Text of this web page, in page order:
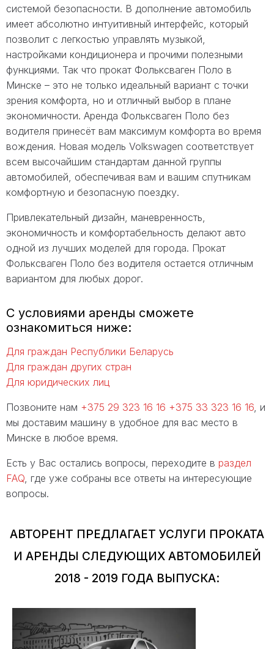
системой безопасности. В дополнение автомобиль
имеет абсолютно интуитивный интерфейс, который
позволит с легкостью управлять музыкой,
настройками кондиционера и прочими полезными
функциями. Так что прокат Фольксваген Поло в
Минске – это не только идеальный вариант с точки
зрения комфорта, но и отличный выбор в плане
экономичности. Аренда Фольксваген Поло без
водителя принесёт вам максимум комфорта во время
вождения. Новая модель Volkswagen соответствует
всем высочайшим стандартам данной группы
автомобилей, обеспечивая вам и вашим спутникам
комфортную и безопасную поездку.
Привлекательный дизайн, маневренность,
экономичность и комфортабельность делают авто
одной из лучших моделей для города. Прокат
Фольксваген Поло без водителя остается отличным
вариантом для любых дорог.
С условиями аренды сможете
ознакомиться ниже:
Для граждан Республики Беларусь
Для граждан других стран
Для юридических лиц
Позвоните нам +375 29 323 16 16 +375 33 323 16 16 , и
мы доставим машину в удобное для вас место в
Минске в любое время.
Есть у Вас остались вопросы, переходите в раздел
FAQ , где уже собраны все ответы на интересующие
вопросы.
АВТОРЕНТ ПРЕДЛАГАЕТ УСЛУГИ ПРОКАТА
И АРЕНДЫ СЛЕДУЮЩИХ АВТОМОБИЛЕЙ
2018 - 2019 ГОДА ВЫПУСКА: